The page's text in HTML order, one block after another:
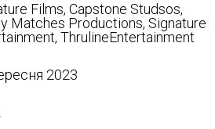
Films, Capstone Studsos,
Matches Productions, Signature
ThrulineEntertainment
2023